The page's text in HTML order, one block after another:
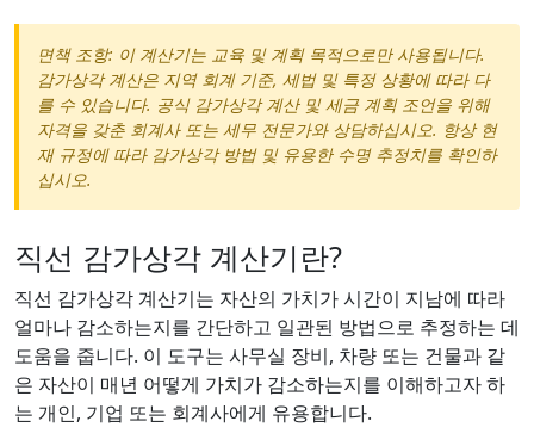
면책 조항: 이 계산기는 교육 및 계획 목적으로만 사용됩니다.
감가상각 계산은 지역 회계 기준, 세법 및 특정 상황에 따라 다
를 수 있습니다. 공식 감가상각 계산 및 세금 계획 조언을 위해
자격을 갖춘 회계사 또는 세무 전문가와 상담하십시오. 항상 현
재 규정에 따라 감가상각 방법 및 유용한 수명 추정치를 확인하
십시오.
직선 감가상각 계산기란?
직선 감가상각 계산기는 자산의 가치가 시간이 지남에 따라
얼마나 감소하는지를 간단하고 일관된 방법으로 추정하는 데
도움을 줍니다. 이 도구는 사무실 장비, 차량 또는 건물과 같
은 자산이 매년 어떻게 가치가 감소하는지를 이해하고자 하
는 개인, 기업 또는 회계사에게 유용합니다.